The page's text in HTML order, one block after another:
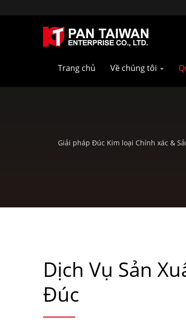
Trang chủ Về chúng tôi
Giải pháp Đúc Kim loại Chính xác &
Dịch Vụ Sản
Đúc